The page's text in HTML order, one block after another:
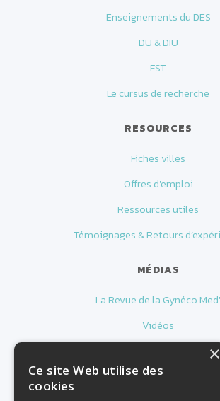
Enseignements du DES
DU & DIU
FST
Le cursus de recherche
RESOURCES
Fiches villes
Offres d'emploi
Ressources utiles
Témoignages & Retours
MÉDIAS
La Revue de la Gynéco Med'
Vidéos
×
Ce site Web utilise des
cookies